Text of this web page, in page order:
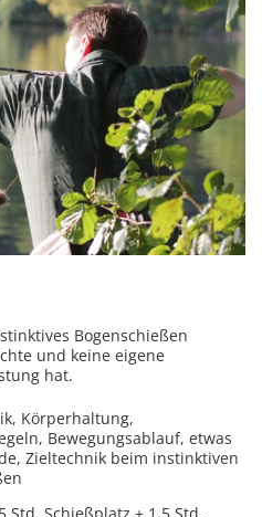
Bogenschießen
und keine eigene
hat.
Körperhaltung,
Bewegungsablauf, etwas
Zieltechnik beim instinktiven
Std. Schießplatz + 1,5 Std.